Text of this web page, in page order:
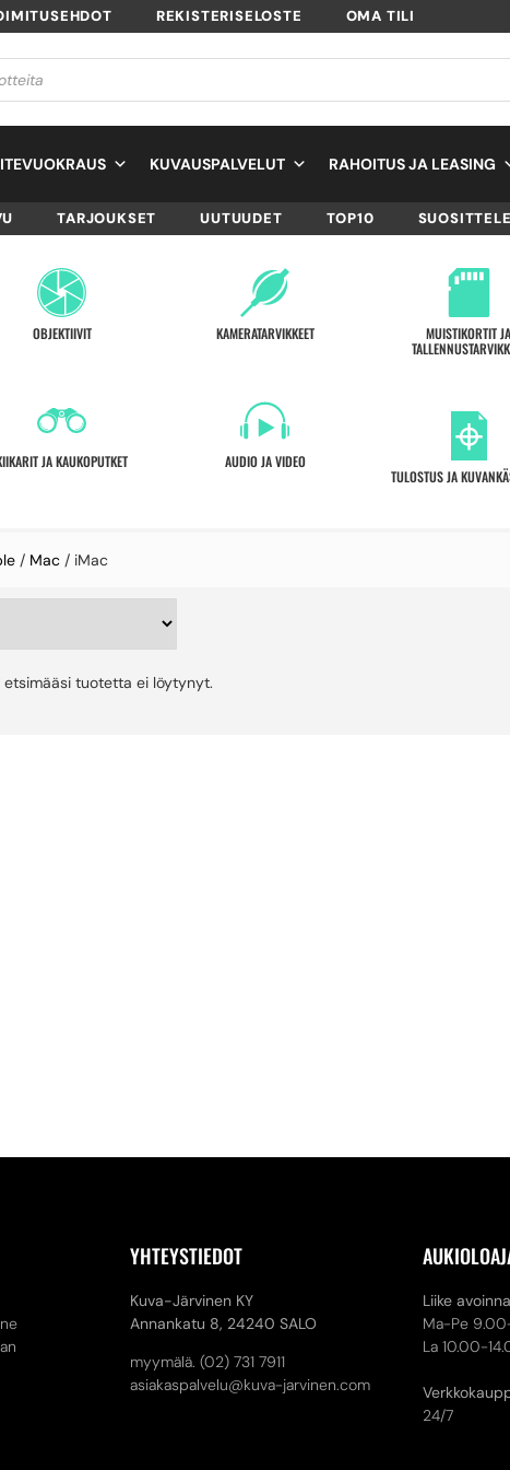
REKISTERISELOSTE OMA TILI
KUVAUSPALVELUT RAHOITUS JA LEASING
TARJOUKSET UUTUUDET TOP10
OBJEKTIIVIT
JA KAUKOPUTKET
KAMERATARVIKKEET
AUDIO JA VIDEO
MUISTIKORTIT JA
TULOSTUS JA
/ Mac / iMac
tuotetta ei löytynyt.
YHTEYSTIEDOT
Kuva-Järvinen KY
Annankatu 8, 24240 SALO
myymälä. (02) 731 7911
asiakaspalvelu@kuva-jarvinen.com
Liike avoinna
Ma-Pe
La 10.00-
24/7